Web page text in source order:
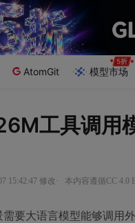
AtomGit 模型市场
工具调用
15:42:47 修改 · 本内容遵循CC 4.0
要大语言模型能够调用